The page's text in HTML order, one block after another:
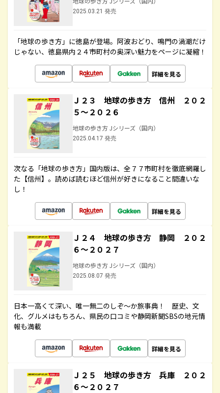
2025.03.21 発売
「地球の歩き方」に徳島が登場。阿波おどり、鳴門の渦潮だけ
じゃない、徳島県内２４市町村の奥深い魅力をページに凝縮！
詳細を見る
Ｊ２３ 地球の歩き方 信州 ２０２
５～２０２６
地球の歩き方 Jシリーズ（国内）
2025.04.17 発売
次なる「地球の歩き方」国内版は、全７７市町村を徹底網羅し
た【信州】。読めば読むほど信州が好きになること間違いな
し！
詳細を見る
Ｊ２４ 地球の歩き方 静岡 ２０２
６～２０２７
地球の歩き方 Jシリーズ（国内）
2025.08.07 発売
日本一高くて深い、唯一無二のしぞ～か旅事典！ 歴史、文
化、グルメはもちろん、県民の口コミや静岡新聞SBSの地元情
報も満載
詳細を見る
Ｊ２５ 地球の歩き方 兵庫 ２０２
６～２０２７